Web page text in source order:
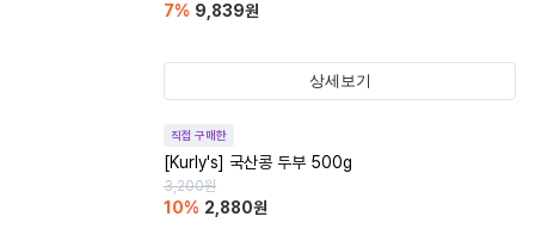
7% 9,839원
상세보기
직접 구매한
[Kurly's] 국산콩 두부 500g
3,200원
10% 2,880원